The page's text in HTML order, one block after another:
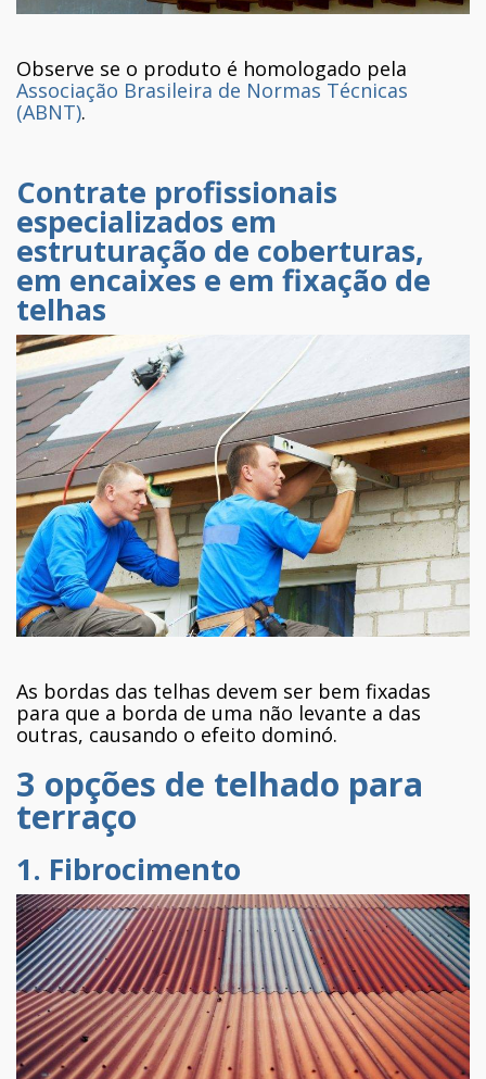
Observe se o produto é homologado pela
Associação Brasileira de Normas Técnicas
(ABNT).
Contrate profissionais
especializados em
estruturação de coberturas,
em encaixes e em fixação de
telhas
As bordas das telhas devem ser bem fixadas
para que a borda de uma não levante a das
outras, causando o efeito dominó.
3 opções de telhado para
terraço
1. Fibrocimento